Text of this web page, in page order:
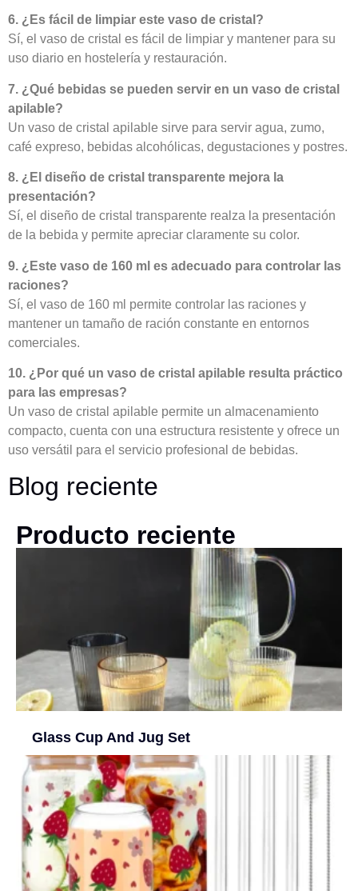
6. ¿Es fácil de limpiar este vaso de cristal?
Sí, el vaso de cristal es fácil de limpiar y mantener para su
uso diario en hostelería y restauración.
7. ¿Qué bebidas se pueden servir en un vaso de cristal
apilable?
Un vaso de cristal apilable sirve para servir agua, zumo,
café expreso, bebidas alcohólicas, degustaciones y postres.
8. ¿El diseño de cristal transparente mejora la
presentación?
Sí, el diseño de cristal transparente realza la presentación
de la bebida y permite apreciar claramente su color.
9. ¿Este vaso de 160 ml es adecuado para controlar las
raciones?
Sí, el vaso de 160 ml permite controlar las raciones y
mantener un tamaño de ración constante en entornos
comerciales.
10. ¿Por qué un vaso de cristal apilable resulta práctico
para las empresas?
Un vaso de cristal apilable permite un almacenamiento
compacto, cuenta con una estructura resistente y ofrece un
uso versátil para el servicio profesional de bebidas.
Blog reciente
Producto reciente
Glass Cup And Jug Set